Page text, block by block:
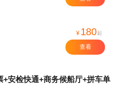
¥ 180起
查看
安检快通+商务候船厅+拼车单